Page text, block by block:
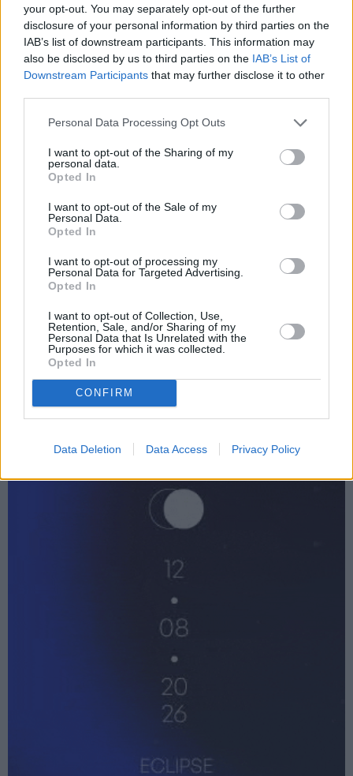
your opt-out. You may separately opt-out of the further
disclosure of your personal information by third parties on the
IAB’s list of downstream participants. This information may
also be disclosed by us to third parties on the IAB’s List of
Downstream Participants that may further disclose it to other
Personal Data Processing Opt Outs
I want to opt-out of the Sharing of my
personal data.
Opted In
I want to opt-out of the Sale of my
Personal Data.
Opted In
I want to opt-out of processing my
Personal Data for Targeted Advertising.
Opted In
I want to opt-out of Collection, Use,
Retention, Sale, and/or Sharing of my
Personal Data that Is Unrelated with the
Purposes for which it was collected.
Opted In
CONFIRM
Data Deletion Data Access Privacy Policy
exploración y sostenibilidad energética.